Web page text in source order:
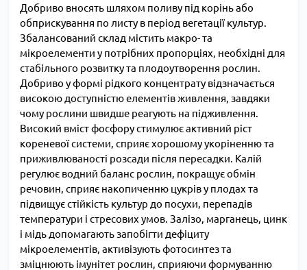
Добриво вносять шляхом поливу під корінь або
обприскування по листу в період вегетації культур.
Збалансований склад містить макро- та
мікроелементи у потрібних пропорціях, необхідні для
стабільного розвитку та плодоутворення рослин.
Добриво у формі рідкого концентрату відзначається
високою доступністю елементів живлення, завдяки
чому рослини швидше реагують на підживлення.
Високий вміст фосфору стимулює активний ріст
кореневої системи, сприяє хорошому укоріненню та
приживлюваності розсади після пересадки. Калій
регулює водний баланс рослин, покращує обмін
речовин, сприяє накопиченню цукрів у плодах та
підвищує стійкість культур до посухи, перепадів
температури і стресових умов. Залізо, марганець, цинк
і мідь допомагають запобігти дефіциту
мікроелементів, активізують фотосинтез та
зміцнюють імунітет рослин, сприяючи формуванню